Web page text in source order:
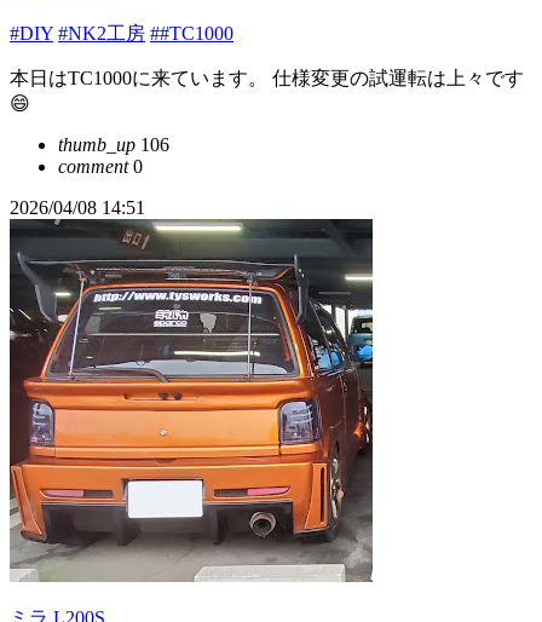
#DIY #NK2工房 ##TC1000
本日はTC1000に来ています。 仕様変更の試運転は上々です
😄
thumb_up 106
comment0
2026/04/08 14:51
ミラ L200S